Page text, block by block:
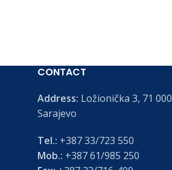
CONTACT
Address: Ložionička 3, 71 000
Sarajevo
Tel.: +387 33/723 550
Mob.: +387 61/985 250